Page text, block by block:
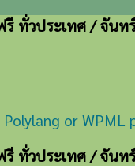
ทั่วประเทศ / จันท
Polylang or
ทั่วประเทศ / จันท